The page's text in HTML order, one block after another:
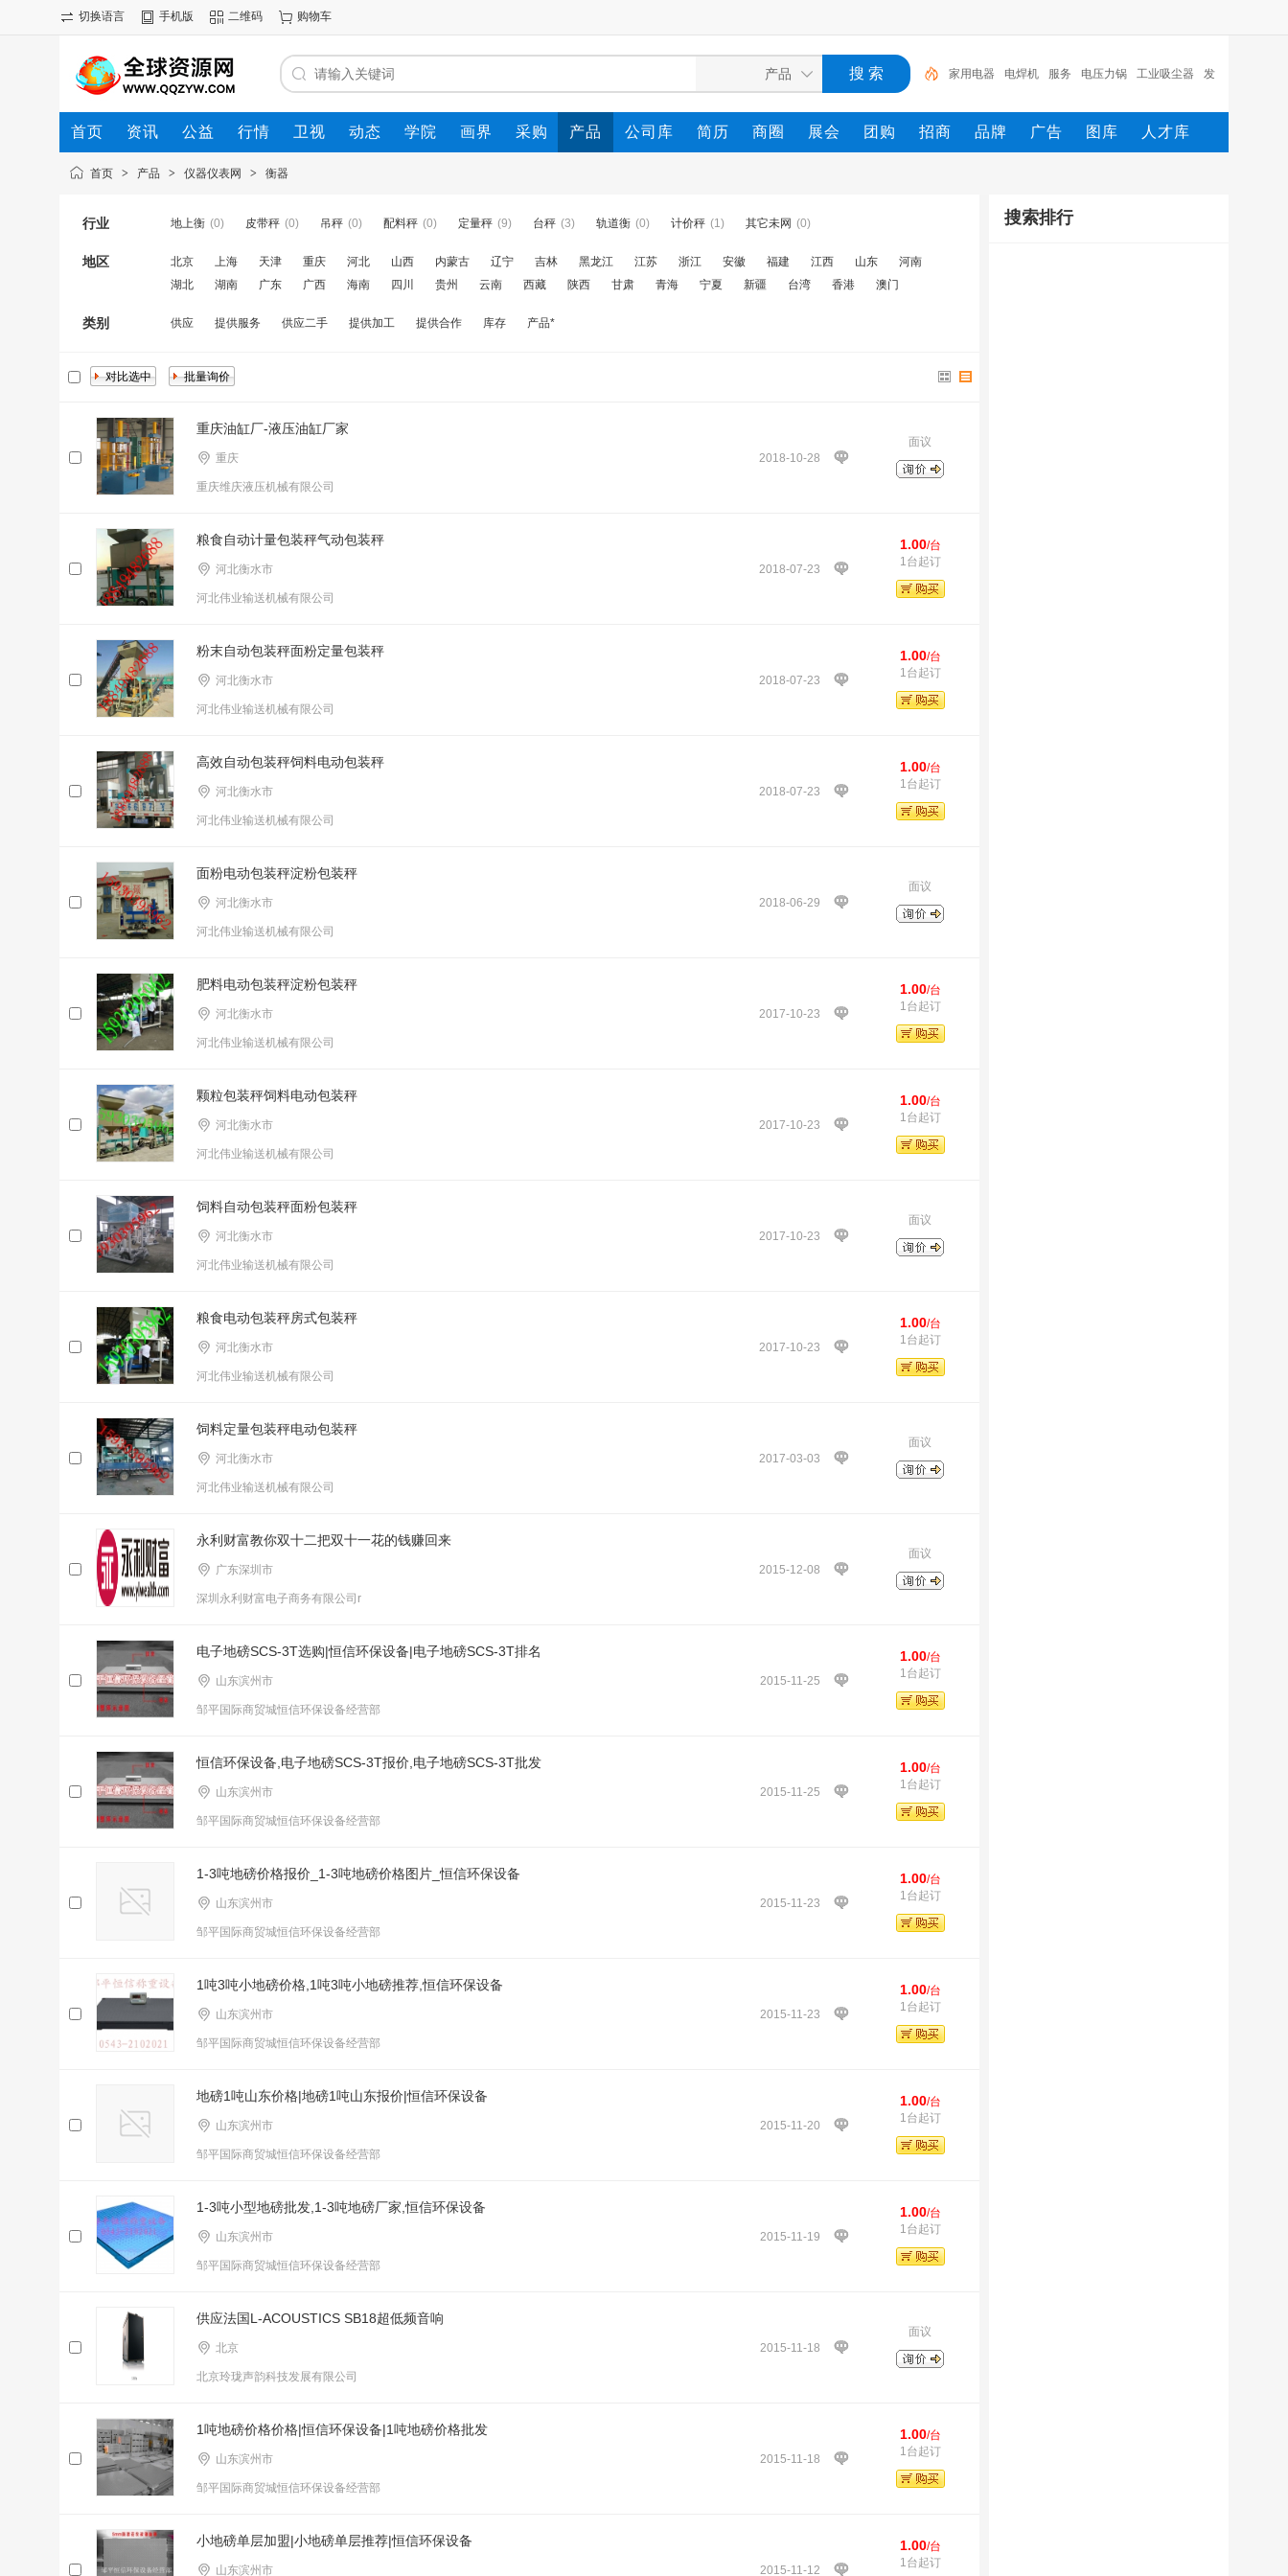
切换语言 手机版 二维码 购物车
家用电器 电焊机 服务 电压力锅 工业吸尘器 发
热电缆 服装 服装打包机 服务/ 工具
首页 资讯 公益 行情 卫视 动态 学院 画界 采购 产品 公司库 简历 商圈 展会 团购 招商 品牌 广告 图库 人才库
首页 > 产品 > 仪器仪表网 > 衡器
行业 地上衡 (0) 皮带秤 (0) 吊秤 (0) 配料秤 (0) 定量秤 (9) 台秤 (3) 轨道衡 (0) 计价秤 (1) 其它未网 (0)
地区 北京 上海 天津 重庆 河北 山西 内蒙古 辽宁 吉林 黑龙江 江苏 浙江 安徽 福建 江西 山东
河南
湖北
湖南 广东 广西 海南 四川 贵州 云南 西藏 陕西 甘肃 青海 宁夏 新疆 台湾 香港 澳门
类别 供应 提供服务 供应二手 提供加工 提供合作 库存 产品*
重庆油缸厂-液压油缸厂家
2018-10-28
重庆
重庆维庆液压机械有限公司
面议
粮食自动计量包装秤气动包装秤
2018-07-23
河北衡水市
河北伟业输送机械有限公司
1.00/台
1台起订
粉末自动包装秤面粉定量包装秤
2018-07-23
河北衡水市
河北伟业输送机械有限公司
1.00/台
1台起订
高效自动包装秤饲料电动包装秤
2018-07-23
河北衡水市
河北伟业输送机械有限公司
1.00/台
1台起订
面粉电动包装秤淀粉包装秤
2018-06-29
河北衡水市
河北伟业输送机械有限公司
面议
肥料电动包装秤淀粉包装秤
2017-10-23
河北衡水市
河北伟业输送机械有限公司
1.00/台
1台起订
颗粒包装秤饲料电动包装秤
2017-10-23
河北衡水市
河北伟业输送机械有限公司
1.00/台
1台起订
饲料自动包装秤面粉包装秤
2017-10-23
河北衡水市
河北伟业输送机械有限公司
面议
粮食电动包装秤房式包装秤
2017-10-23
河北衡水市
河北伟业输送机械有限公司
1.00/台
1台起订
饲料定量包装秤电动包装秤
2017-03-03
河北衡水市
河北伟业输送机械有限公司
面议
永利财富教你双十二把双十一花的钱赚回来
2015-12-08
广东深圳市
深圳永利财富电子商务有限公司r
面议
电子地磅SCS-3T选购|恒信环保设备|电子地磅SCS-3T排名
2015-11-25
山东滨州市
邹平国际商贸城恒信环保设备经营部
1.00/台
1台起订
恒信环保设备,电子地磅SCS-3T报价,电子地磅SCS-3T批发
2015-11-25
山东滨州市
邹平国际商贸城恒信环保设备经营部
1.00/台
1台起订
1-3吨地磅价格报价_1-3吨地磅价格图片_恒信环保设备
2015-11-23
山东滨州市
邹平国际商贸城恒信环保设备经营部
1.00/台
1台起订
1吨3吨小地磅价格,1吨3吨小地磅推荐,恒信环保设备
2015-11-23
山东滨州市
邹平国际商贸城恒信环保设备经营部
1.00/台
1台起订
地磅1吨山东价格|地磅1吨山东报价|恒信环保设备
2015-11-20
山东滨州市
邹平国际商贸城恒信环保设备经营部
1.00/台
1台起订
1-3吨小型地磅批发,1-3吨地磅厂家,恒信环保设备
2015-11-19
山东滨州市
邹平国际商贸城恒信环保设备经营部
1.00/台
1台起订
供应法国L-ACOUSTICS SB18超低频音响
2015-11-18
北京
北京玲珑声韵科技发展有限公司
面议
1吨地磅价格价格|恒信环保设备|1吨地磅价格批发
2015-11-18
山东滨州市
邹平国际商贸城恒信环保设备经营部
1.00/台
1台起订
小地磅单层加盟|小地磅单层推荐|恒信环保设备
2015-11-12
山东滨州市
1.00/台
1台起订
搜索排行